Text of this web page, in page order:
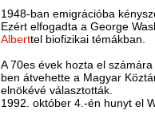
1948-ban emigrációba
Ezért elfogadta a George
Alberttel biofizikai témákban.
A 70es évek hozta el
ben átvehette a Magyar
elnökévé választották.
1992. október 4.-én hunyt el